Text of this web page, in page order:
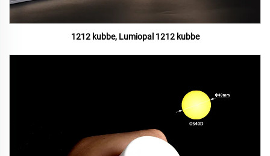
1212 kubbe, Lumiopal 1212 kubbe